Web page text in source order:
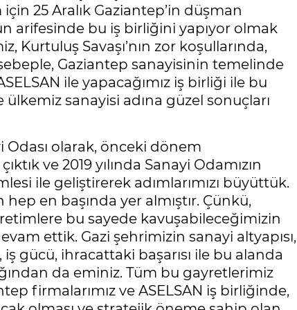
25 Aralık Gaziantep’in düşman
arifesinde bu iş birliğini yapıyor olmak
Kurtuluş Savaşı’nın zor koşullarında,
Gaziantep sanayisinin temelinde
ile yapacağımız iş birliği ile bu
sanayisi adına güzel sonuçları
Odası olarak, önceki dönem
ve 2019 yılında Sanayi Odamızın
ile geliştirerek adımlarımızı büyüttük.
en başında yer almıştır. Çünkü,
bu sayede kavuşabileceğimizin
ettik. Gazi şehrimizin sanayi altyapısı,
gücü, ihracattaki başarısı ile bu alanda
da eminiz. Tüm bu gayretlerimiz
firmalarımız ve ASELSAN iş birliğinde,